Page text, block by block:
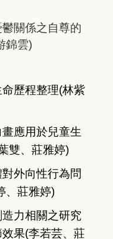
關係之自尊的
錦雲)
歷程整理(林紫
應用於兒童生
雙、莊雅婷)
外向性行為問
、莊雅婷)
力相關之研究
果(李若芸、莊